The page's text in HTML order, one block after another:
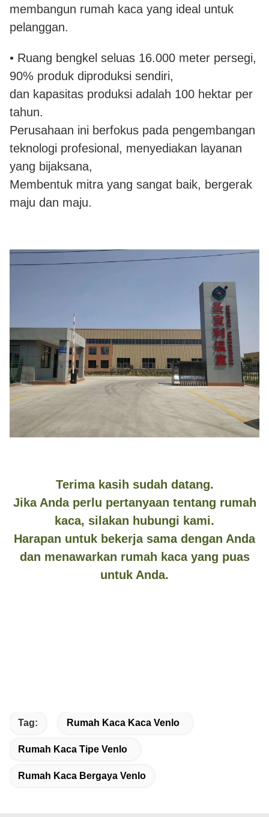
membangun rumah kaca yang ideal untuk
pelanggan.
• Ruang bengkel seluas 16.000 meter persegi,
90% produk diproduksi sendiri,
dan kapasitas produksi adalah 100 hektar per
tahun.
Perusahaan ini berfokus pada pengembangan
teknologi profesional, menyediakan layanan
yang bijaksana,
Membentuk mitra yang sangat baik, bergerak
maju dan maju.
Terima kasih sudah datang.
Jika Anda perlu pertanyaan tentang rumah
kaca, silakan hubungi kami.
Harapan untuk bekerja sama dengan Anda
dan menawarkan rumah kaca yang puas
untuk Anda.
Tag: Rumah Kaca Kaca Venlo
Rumah Kaca Tipe Venlo
Rumah Kaca Bergaya Venlo